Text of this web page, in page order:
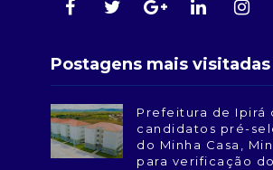
Postagens mais visitadas
Prefeitura de Ipirá
candidatos pré-
do Minha Casa,
para verificação